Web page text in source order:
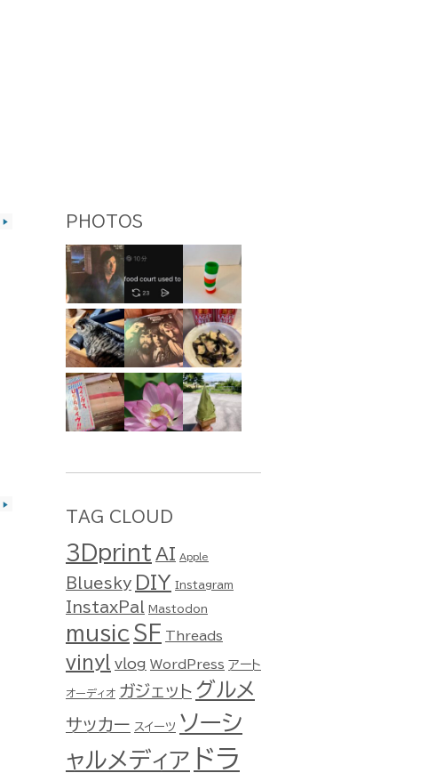
▶
▶
PHOTOS
TAG CLOUD
3Dprint AI Apple
Bluesky DIY Instagram
InstaxPal Mastodon
music SF Threads
vinyl vlog WordPress アート
オーディオ ガジェット グルメ
サッカー スイーツ ソーシ
ャルメディア ドラ